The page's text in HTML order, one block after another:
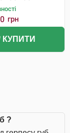
грн
КУПИТИ
?